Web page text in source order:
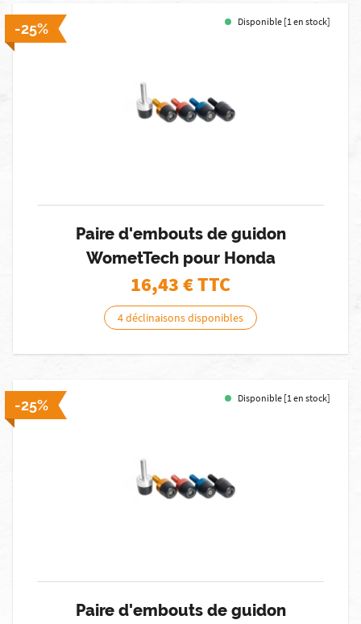
-25% Disponible [1 en stock]
Paire d'embouts de guidon
WometTech pour Honda
16,43€ TTC
4 déclinaisons disponibles
-25% Disponible [1 en stock]
Paire d'embouts de guidon